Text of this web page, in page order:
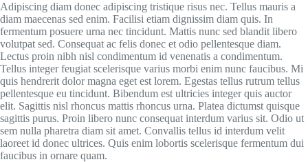
Adipiscing diam donec adipiscing tristique risus nec. Tellus mauris a
diam maecenas sed enim. Facilisi etiam dignissim diam quis. In
fermentum posuere urna nec tincidunt. Mattis nunc sed blandit libero
volutpat sed. Consequat ac felis donec et odio pellentesque diam.
Lectus proin nibh nisl condimentum id venenatis a condimentum.
Tellus integer feugiat scelerisque varius morbi enim nunc faucibus. Mi
quis hendrerit dolor magna eget est lorem. Egestas tellus rutrum tellus
pellentesque eu tincidunt. Bibendum est ultricies integer quis auctor
elit. Sagittis nisl rhoncus mattis rhoncus urna. Platea dictumst quisque
sagittis purus. Proin libero nunc consequat interdum varius sit. Odio ut
sem nulla pharetra diam sit amet. Convallis tellus id interdum velit
laoreet id donec ultrices. Quis enim lobortis scelerisque fermentum dui
faucibus in ornare quam.